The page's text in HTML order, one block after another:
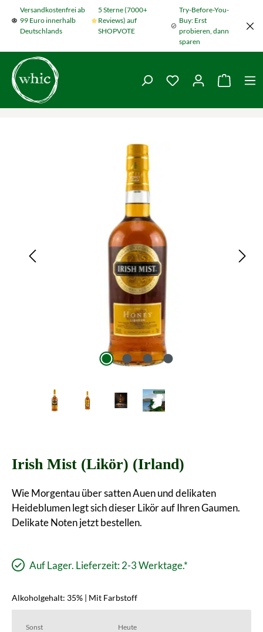
Zum Hauptinhalt springen
Versandkostenfrei ab
99 Euro innerhalb
Deutschlands
5 Sterne (7000+
Reviews) auf
SHOPVOTE
Try-Before-You-
Buy: Erst
probieren, dann
sparen
Du hast 0
Bildergalerie überspringen
Irish Mist (Likör) (Irland)
Wie Morgentau über satten Auen und delikaten
Heideblumen legt sich dieser Likör auf Ihren Gaumen.
Delikate Noten jetzt bestellen.
Auf Lager. Lieferzeit: 2-3 Werktage.*
Alkoholgehalt: 35% | Mit Farbstoff
Sonst Heute